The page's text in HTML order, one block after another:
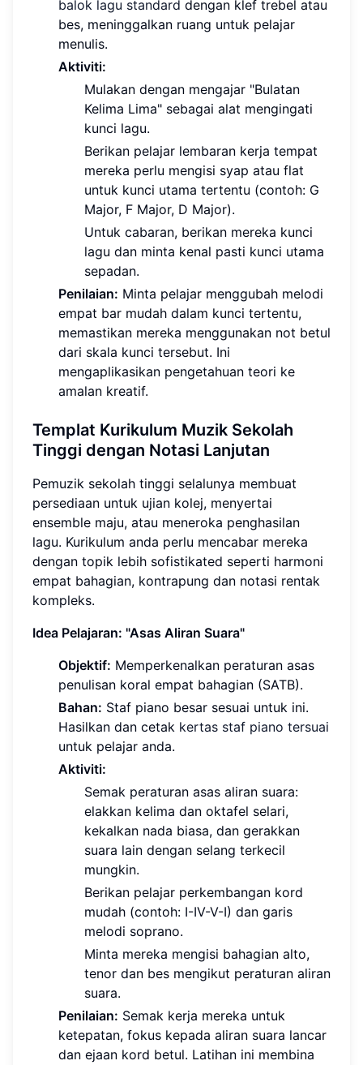
balok lagu standard dengan klef trebel atau
bes, meninggalkan ruang untuk pelajar
menulis.
Aktiviti:
Mulakan dengan mengajar "Bulatan
Kelima Lima" sebagai alat mengingati
kunci lagu.
Berikan pelajar lembaran kerja tempat
mereka perlu mengisi syap atau flat
untuk kunci utama tertentu (contoh: G
Major, F Major, D Major).
Untuk cabaran, berikan mereka kunci
lagu dan minta kenal pasti kunci utama
sepadan.
Penilaian: Minta pelajar menggubah melodi
empat bar mudah dalam kunci tertentu,
memastikan mereka menggunakan not betul
dari skala kunci tersebut. Ini
mengaplikasikan pengetahuan teori ke
amalan kreatif.
Templat Kurikulum Muzik Sekolah
Tinggi dengan Notasi Lanjutan
Pemuzik sekolah tinggi selalunya membuat
persediaan untuk ujian kolej, menyertai
ensemble maju, atau meneroka penghasilan
lagu. Kurikulum anda perlu mencabar mereka
dengan topik lebih sofistikated seperti harmoni
empat bahagian, kontrapung dan notasi rentak
kompleks.
Idea Pelajaran: "Asas Aliran Suara"
Objektif: Memperkenalkan peraturan asas
penulisan koral empat bahagian (SATB).
Bahan: Staf piano besar sesuai untuk ini.
Hasilkan dan cetak kertas staf piano tersuai
untuk pelajar anda.
Aktiviti:
Semak peraturan asas aliran suara:
elakkan kelima dan oktafel selari,
kekalkan nada biasa, dan gerakkan
suara lain dengan selang terkecil
mungkin.
Berikan pelajar perkembangan kord
mudah (contoh: I-IV-V-I) dan garis
melodi soprano.
Minta mereka mengisi bahagian alto,
tenor dan bes mengikut peraturan aliran
suara.
Penilaian: Semak kerja mereka untuk
ketepatan, fokus kepada aliran suara lancar
dan ejaan kord betul. Latihan ini membina